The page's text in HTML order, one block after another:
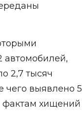
автомобилей,
2,7 тысяч
чего выявлено 5
фактам хищений